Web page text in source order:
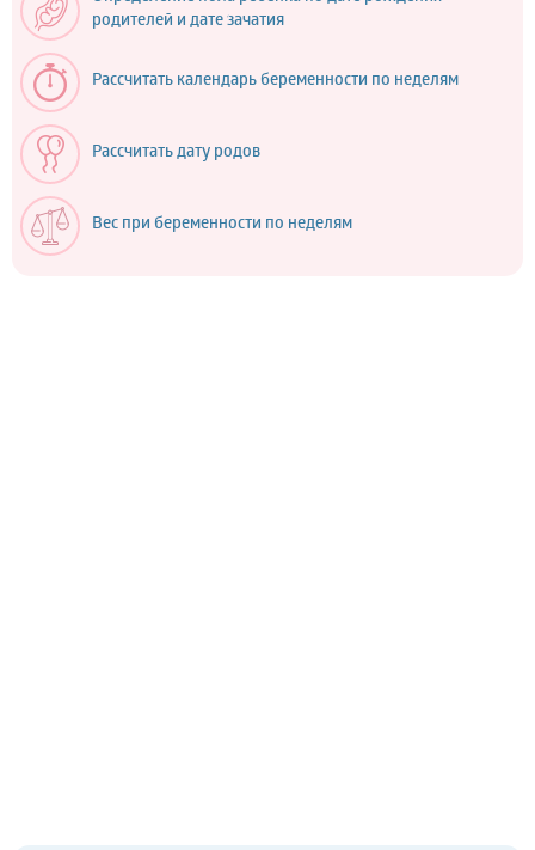
родителей и дате зачатия
Рассчитать календарь беременности по неделям
Рассчитать дату родов
Вес при беременности по неделям